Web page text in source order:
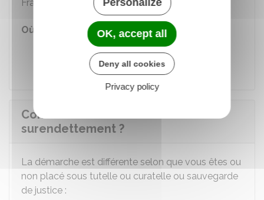
France.
Où s'adresser ?
Demande d'information ou d'un
rendez-vous à la Banque de France
Comment faire le dossier de
surendettement ?
La démarche est différente selon que vous êtes ou
non placé sous tutelle ou curatelle ou sauvegarde
de justice :
OK, accept all
Deny all cookies
Privacy policy